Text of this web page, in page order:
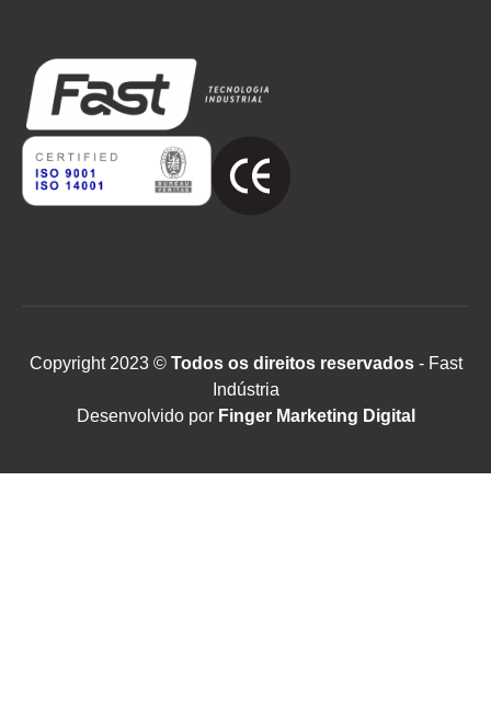
Copyright 2023 ©Todos os direitos reservados- Fast
Indústria
Desenvolvido por Finger Marketing Digital